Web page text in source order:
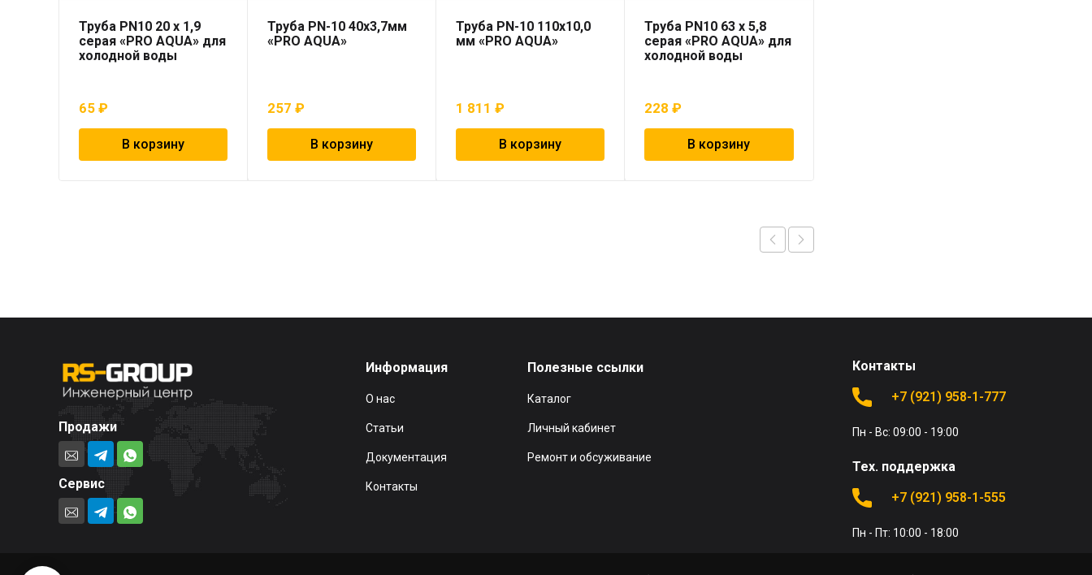
Труба PN10 20 x 1,9
серая «PRO AQUA» для
холодной воды
65 ₽
В корзину
Труба PN-10 40х3,7мм
«PRO AQUA»
257₽
В корзину
Труба PN-10 110х10,0
мм «PRO AQUA»
1 811₽
В корзину
Труба PN10 63 x 5,8
серая «PRO AQUA» для
холодной воды
228₽
В корзину
Продажи
Сервис
Информация
О нас
Статьи
Документация
Контакты
Полезные ссылки
Каталог
Личный кабинет
Ремонт и обсуживание
Контакты
+7 (921) 958-1-777
Пн - Вс: 09:00 - 19:00
Тех. поддержка
+7 (921) 958-1-555
Пн - Пт: 10:00 - 18:00